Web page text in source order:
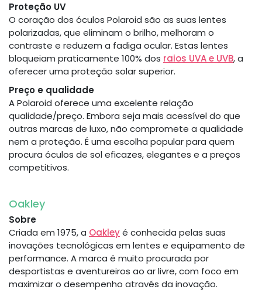
Proteção UV
O coração dos óculos Polaroid são as suas lentes
polarizadas, que eliminam o brilho, melhoram o
contraste e reduzem a fadiga ocular. Estas lentes
bloqueiam praticamente 100% dos raios UVA e UVB, a
oferecer uma proteção solar superior.
Preço e qualidade
A Polaroid oferece uma excelente relação
qualidade/preço. Embora seja mais acessível do que
outras marcas de luxo, não compromete a qualidade
nem a proteção. É uma escolha popular para quem
procura óculos de sol eficazes, elegantes e a preços
competitivos.
Oakley
Sobre
Criada em 1975, a Oakleyé conhecida pelas suas
inovações tecnológicas em lentes e equipamento de
performance. A marca é muito procurada por
desportistas e aventureiros ao ar livre, com foco em
maximizar o desempenho através da inovação.